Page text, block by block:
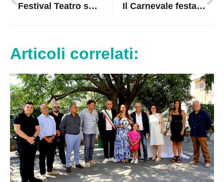
Festival Teatro scolastico a tema “San Nilo tra arte e storia” Il Carnevale festa antica di tradizioni e maschere
Articoli correlati: